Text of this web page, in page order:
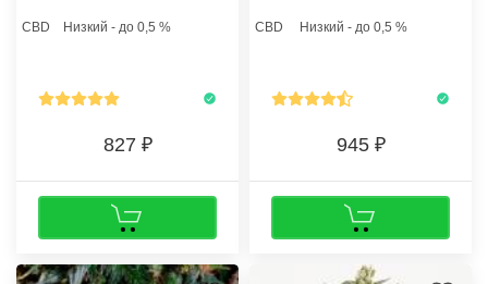
лучшим представителем
CBD Низкий - до 0,5 %
827
CBD Низкий - до 0,5 %
945